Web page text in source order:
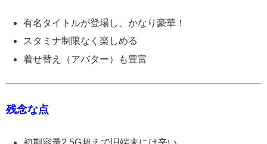
有名タイトルが登場し、かなり豪華！
スタミナ制限なく楽しめる
着せ替え（アバター）も豊富
残念な点